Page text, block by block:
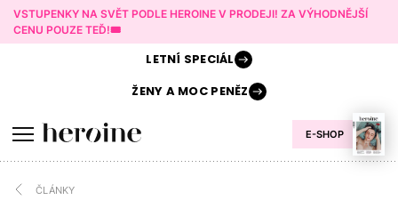
VSTUPENKY NA SVĚT PODLE HEROINE V PRODEJI! ZA VÝHODNĚJŠÍ
CENU POUZE TEĎ!🎟️
E-SHOP
LETNÍ SPECIÁL
ŽENY AMOC PENĚZ
ČLÁNKY